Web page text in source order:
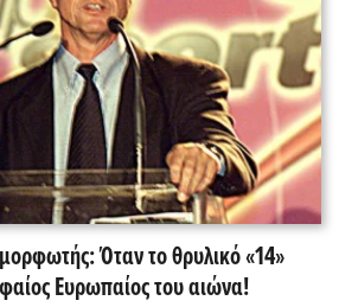
Όταν το θρυλικό «14»
Ευρωπαίος του αιώνα!